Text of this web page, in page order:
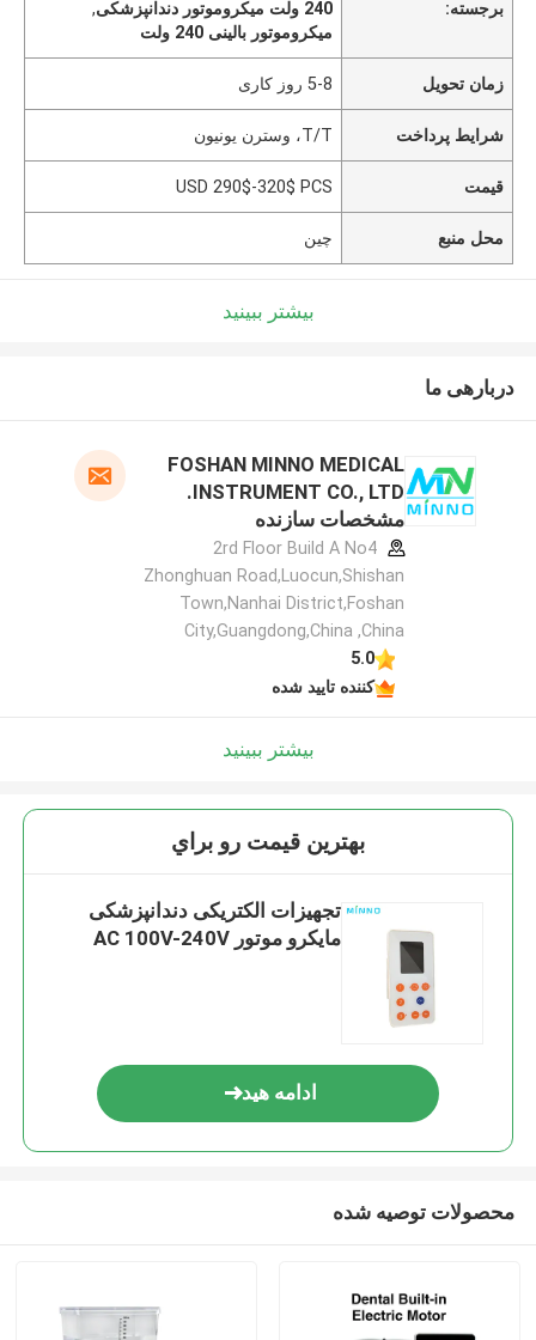
برجسته:
240 ولت میکروموتور دندانپزشکی
,
میکروموتور بالینی 240 ولت
زمان تحویل 5-8 روز کاری
شرایط پرداخت T/T، وسترن یونیون
قیمت USD 290$-320$ PCS
محل منبع چین
بیشتر ببینید
دربارهی ما
FOSHAN MINNO MEDICAL
INSTRUMENT CO., LTD.
مشخصات سازنده
2rd Floor Build A No4
Zhonghuan Road,Luocun,Shishan
Town,Nanhai District,Foshan
City,Guangdong,China ,China
5.0
کننده تایید شده
بیشتر ببینید
بهترين قيمت رو براي
تجهیزات الکتریکی دندانپزشکی
مایکرو موتور AC 100V-240V
ادامه هید
محصولات توصیه شده